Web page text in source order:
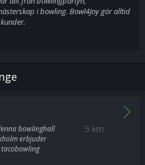
i bowling. Bowl4Joy gör alltid
5 km
bowlinghall
erbjuder